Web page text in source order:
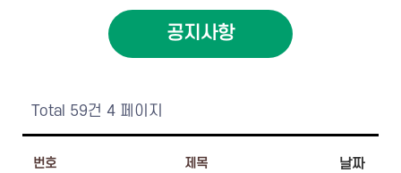
공지사항
Total 59건 4 페이지
번호 제목 날짜